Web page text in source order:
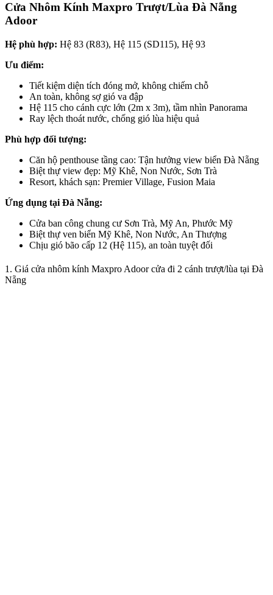
Cửa Nhôm Kính Maxpro Trượt/Lùa Đà Nẵng
Adoor
Hệ phù hợp: Hệ 83 (R83), Hệ 115 (SD115), Hệ 93
Ưu điểm:
Tiết kiệm diện tích đóng mở, không chiếm chỗ
An toàn, không sợ gió va đập
Hệ 115 cho cánh cực lớn (2m x 3m), tầm nhìn Panorama
Ray lệch thoát nước, chống gió lùa hiệu quả
Phù hợp đối tượng:
Căn hộ penthouse tầng cao: Tận hưởng view biển Đà Nẵng
Biệt thự view đẹp: Mỹ Khê, Non Nước, Sơn Trà
Resort, khách sạn: Premier Village, Fusion Maia
Ứng dụng tại Đà Nẵng:
Cửa ban công chung cư Sơn Trà, Mỹ An, Phước Mỹ
Biệt thự ven biển Mỹ Khê, Non Nước, An Thượng
Chịu gió bão cấp 12 (Hệ 115), an toàn tuyệt đối
1. Giá cửa nhôm kính Maxpro Adoor cửa đi 2 cánh trượt/lùa tại Đà
Nẵng